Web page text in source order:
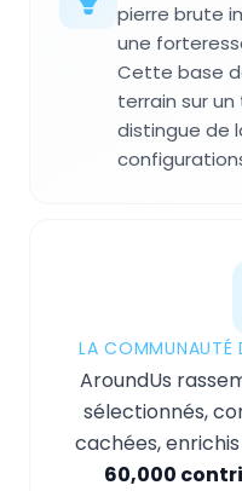
pierre brute
une
Cette base
terrain sur
distingue de
LA COMMUNAUTÉ
AroundUs
sélectionnés,
cachées,
60,000